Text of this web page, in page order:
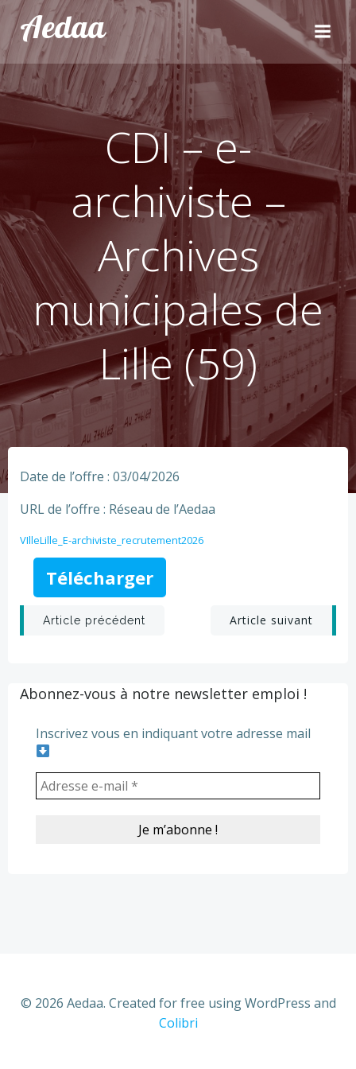
Aller
au
contenu
Aedaa
CDI – e-
archiviste –
Archives
municipales de
Lille (59)
Date de l’offre : 03/04/2026
URL de l’offre : Réseau de l’Aedaa
VIlleLille_E-archiviste_recrutement2026
Télécharger
Post
Article précédent
PostArticle suivant
Abonnez-vous à notre newsletter emploi !
Inscrivez vous en indiquant votre adresse mail
© 2026 Aedaa. Created for free using WordPress and
Colibri